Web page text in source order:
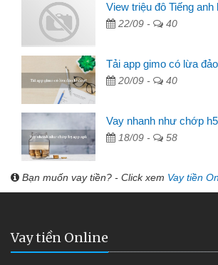
View triệu đô Tiếng anh
22/09 - 40
Tải app gimo có lừa
20/09 - 40
Vay nhanh như chớp
18/09 - 58
Bạn muốn vay tiền? - Click xem Vay tiền
Vay tiền Online